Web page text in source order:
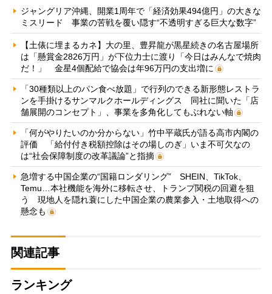
ジャングリア沖縄、開業1周年で「経済効果494億円」の大きな
ミスリード 事業の苦戦を覆い隠す“不透明すぎる巨大な数字”
【土俵に埋まるカネ】大の里、豊昇龍が黒星続きの名古屋場所
は「懸賞金2826万円」が下位力士に渡り「今日はみんなで焼肉
だ！」 金星4個配給で協会は年96万円の支出増に
「30種類以上のパン食べ放題」で行列のできる新形態レストラ
ンを手掛けるサンマルクホールディングス 同社に聞いた「店
舗展開のコンセプト」、事業を多角化してもぶれない軸
「何がやりたいのか分からない」竹中平蔵氏が語る高市内閣の
評価 「給付付き税額控除はその場しのぎ」いま不可欠なの
は“社会保障制度の改革議論”と指摘
急増する中国企業の“国籍ロンダリング” SHEIN、TikTok、
Temu…本社機能を海外に移転させ、トランプ関税の回避を狙
う 現地人を隠れ蓑にした中国企業の農業参入・土地取得への
懸念も
関連記事
ランキング